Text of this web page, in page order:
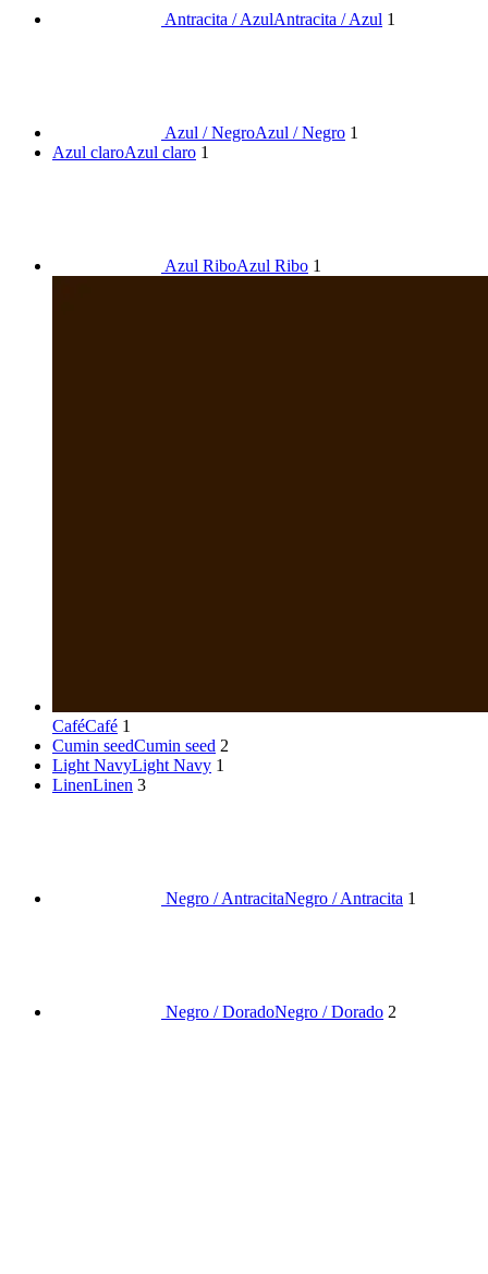
Antracita / AzulAntracita / Azul 1
Azul / NegroAzul / Negro 1
Azul claroAzul claro 1
Azul RiboAzul Ribo 1
CaféCafé 1
Cumin seedCumin seed 2
Light NavyLight Navy 1
LinenLinen 3
Negro / AntracitaNegro / Antracita 1
Negro / DoradoNegro / Dorado 2